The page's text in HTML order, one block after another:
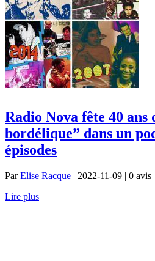
Radio Nova fête 40 ans
bordélique” dans un
épisodes
ParElise Racque | 2022-11-09 | 0 avis
Lire plus